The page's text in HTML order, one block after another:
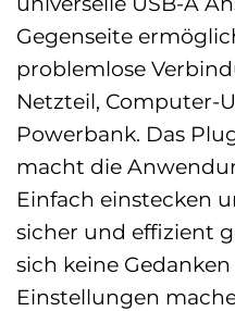
Gegenseite
problemlose
Netzteil, Computer-
Powerbank. Das
macht die
Einfach einstecken
sicher und effizient
sich keine
Einstellungen